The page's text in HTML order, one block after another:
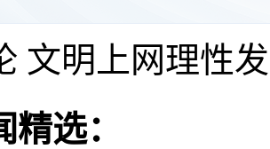
文明上网理性
选：